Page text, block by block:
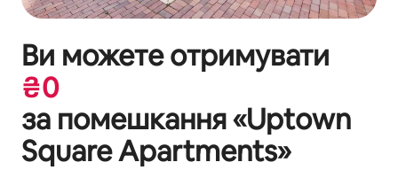
Ви можете отримувати
₴0
за помешкання «Uptown
Square Apartments»